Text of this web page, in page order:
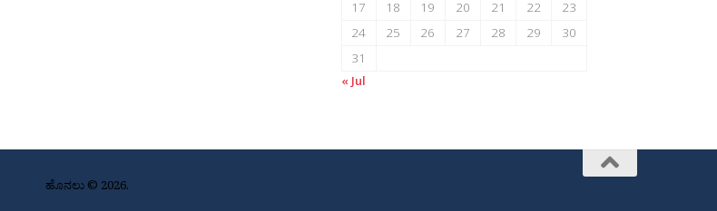
17
18 19 20 21 22
23
24
25 26 27 28 29
30
31
« Jul
ಹೊನಲು © 2026.